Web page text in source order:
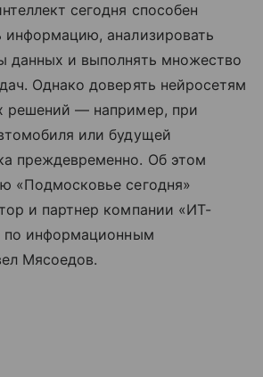
сегодня способен
информацию, анализировать
данных и выполнять множество
Однако доверять нейросетям
решений — например, при
или будущей
преждевременно. Об этом
«Подмосковье сегодня»
и партнер компании «ИТ-
по информационным
Мясоедов.